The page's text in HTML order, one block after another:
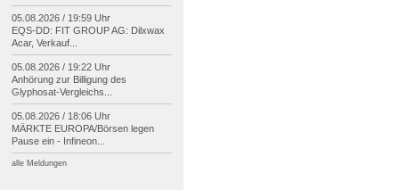
05.08.2026 / 19:59 Uhr
EQS-DD: FIT GROUP AG: Dilxwax
Acar, Verkauf...
05.08.2026 / 19:22 Uhr
Anhörung zur Billigung des
Glyphosat-Vergleichs...
05.08.2026 / 18:06 Uhr
MÄRKTE EUROPA/Börsen legen
Pause ein - Infineon...
alle Meldungen